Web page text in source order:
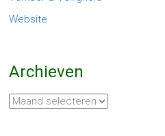
Website
Archieven
Archieven